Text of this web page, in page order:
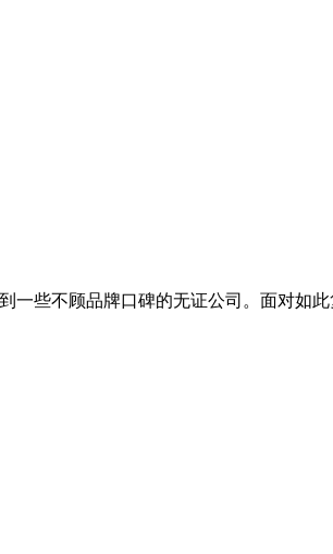
些不顾品牌口碑的无证公司。面对如